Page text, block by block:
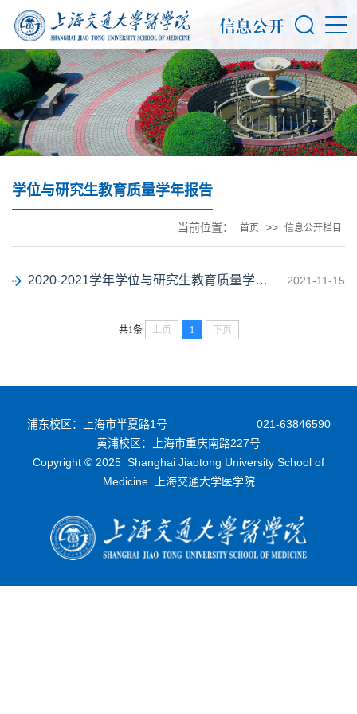
学位与研究生教育质量学年报告
当前位置： 首页 >> 信息公开栏目
2020-2021学年学位与研究生教育质量学年报告 2021-11-15
共1条 上页 1 下页
浦东校区：上海市半夏路1号 021-63846590
黄浦校区：上海市重庆南路227号
Copyright © 2025 Shanghai Jiaotong University School of
Medicine 上海交通大学医学院